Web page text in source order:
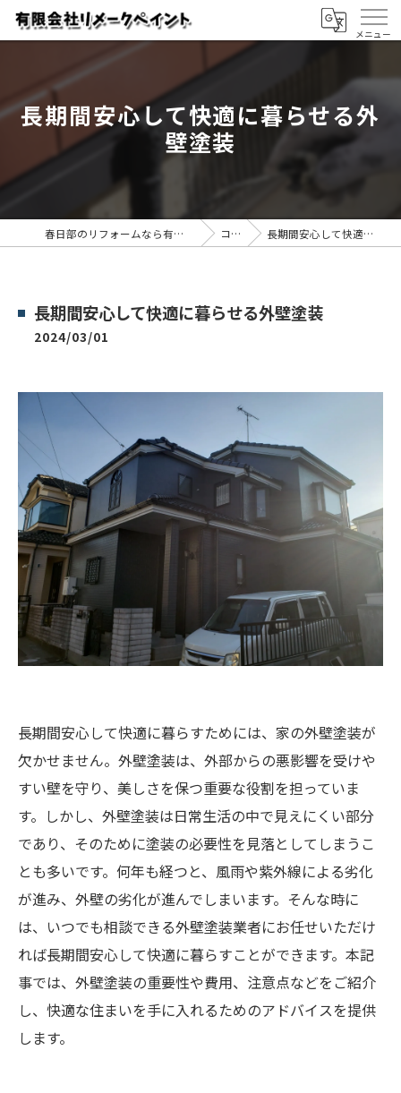
長期間安心して快適に暮らせる外
壁塗装
春日部のリフォームなら有限会社リメークペイント コラム 長期間安心して快適に暮らせる外壁塗装
長期間安心して快適に暮らせる外壁塗装
2024/03/01
長期間安心して快適に暮らすためには、家の外壁塗装が
欠かせません。外壁塗装は、外部からの悪影響を受けや
すい壁を守り、美しさを保つ重要な役割を担っていま
す。しかし、外壁塗装は日常生活の中で見えにくい部分
であり、そのために塗装の必要性を見落としてしまうこ
とも多いです。何年も経つと、風雨や紫外線による劣化
が進み、外壁の劣化が進んでしまいます。そんな時に
は、いつでも相談できる外壁塗装業者にお任せいただけ
れば長期間安心して快適に暮らすことができます。本記
事では、外壁塗装の重要性や費用、注意点などをご紹介
し、快適な住まいを手に入れるためのアドバイスを提供
します。